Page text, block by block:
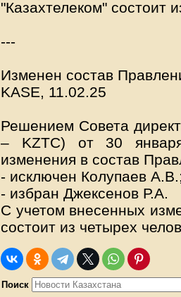
"Казахтелеком" состоит
---
Изменен состав
KASE, 11.02.25
Решением Совета
– KZTC) от 30
изменения в состав
- исключен Колупаев
- избран Джексенов Р.А.
С учетом внесенных
состоит из четырех
Поиск